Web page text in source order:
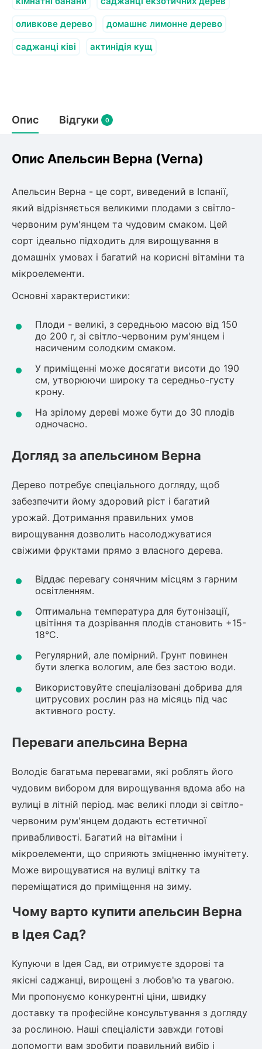
Оливкове Дерево
Нектарин
Алича
Айва
Хурма
Абрикос
Обліпиха
Кизил
Диплоидная слива
Азіатська груша
Смородина
Агрус
Актинідія
Ірга
Ківі
Тамарикс
Вейгела
Пухироплідник
Спірея
Дерен
Штамбові троянди
Бузок
Жасмин (Чубушник)
Будлея
Лавровишня
Бобовник (Жерновець)
Піраканта
Бузина
Багаторічні рослини
Молодило (Кам'яні троянди)
М'ята
Лаванда
Пряні трави
Вівсяниця
Барвінок
Чемерник (морозник)
Рослини що в'ються
Жимолость декоративна
Клематіс
Кріплення агроволокна (агротканини)
Сітка затіняюча
Садова техніка
Картоплекопалки
Навантажувачі
оливкове дерево домашнє лимонне дерево
саджанці ківі актинідія кущ
Опис Відгуки 0
Опис Апельсин Верна (Verna)
Апельсин Верна - це сорт, виведений в Іспанії,
який відрізняється великими плодами з світло-
червоним рум'янцем та чудовим смаком. Цей
сорт ідеально підходить для вирощування в
домашніх умовах і багатий на корисні вітаміни та
мікроелементи.
Основні характеристики:
Плоди - великі, з середньою масою від 150
до 200 г, зі світло-червоним рум'янцем і
насиченим солодким смаком.
У приміщенні може досягати висоти до 190
см, утворюючи широку та середньо-густу
крону.
На зрілому дереві може бути до 30 плодів
одночасно.
Догляд за апельсином Верна
Дерево потребує спеціального догляду, щоб
забезпечити йому здоровий ріст і багатий
урожай. Дотримання правильних умов
вирощування дозволить насолоджуватися
свіжими фруктами прямо з власного дерева.
Віддає перевагу сонячним місцям з гарним
освітленням.
Оптимальна температура для бутонізації,
цвітіння та дозрівання плодів становить +15-
18°C.
Регулярний, але помірний. Грунт повинен
бути злегка вологим, але без застою води.
Використовуйте спеціалізовані добрива для
цитрусових рослин раз на місяць під час
активного росту.
Переваги апельсина Верна
Володіє багатьма перевагами, які роблять його
чудовим вибором для вирощування вдома або на
вулиці в літній період. має великі плоди зі світло-
червоним рум'янцем додають естетичної
привабливості. Багатий на вітаміни і
мікроелементи, що сприяють зміцненню імунітету.
Може вирощуватися на вулиці влітку та
переміщатися до приміщення на зиму.
Чому варто купити апельсин Верна
в Ідея Сад?
Купуючи в Ідея Сад, ви отримуєте здорові та
якісні саджанці, вирощені з любов'ю та увагою.
Ми пропонуємо конкурентні ціни, швидку
доставку та професійне консультування з догляду
за рослиною. Наші спеціалісти завжди готові
допомогти вам зробити правильний вибір і